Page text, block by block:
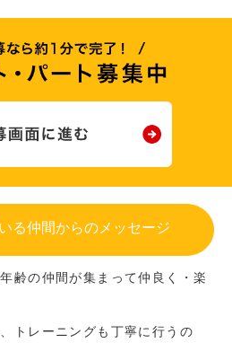
る仲間からのメッセージ
齢の仲間が集まって仲良く・楽
トレーニングも丁寧に行うの